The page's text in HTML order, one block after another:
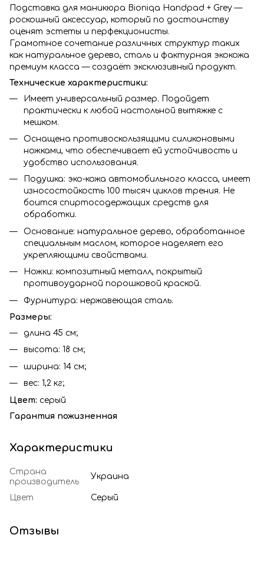
Подставка для маникюра Bioniqa Handpad + Grey —
роскошный аксессуар, который по достоинству
оценят эстеты и перфекционисты.
Грамотное сочетание различных структур таких
как натуральное дерево, сталь и фактурная экокожа
премиум класса — создаёт эксклюзивный продукт.
Технические характеристики:
Имеет универсальный размер. Подойдет
практически к любой настольной вытяжке с
мешком.
Оснащена противоскользящими силиконовыми
ножками, что обеспечивает ей устойчивость и
удобство использования.
Подушка: эко-кожа автомобильного класса, имеет
износостойкость 100 тысяч циклов трения. Не
боится спиртосодержащих средств для
обработки.
Основание: натуральное дерево, обработанное
специальным маслом, которое наделяет его
укрепляющими свойствами.
Ножки: композитный металл, покрытый
противоударной порошковой краской.
Фурнитура: нержавеющая сталь.
Размеры:
длина 45 см;
высота: 18 см;
ширина: 14 см;
вес: 1,2 кг;
Цвет: серый
Гарантия пожизненная
Характеристики
Страна
производитель
Украина
Цвет Серый
Отзывы